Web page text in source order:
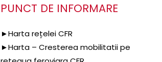
PUNCT DE INFORMARE
►Harta rețelei CFR
►Harta – Cresterea mobilitatii pe